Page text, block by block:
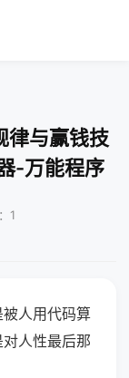
律与赢钱技
-万能程序
1
人用代码算
人性最后那